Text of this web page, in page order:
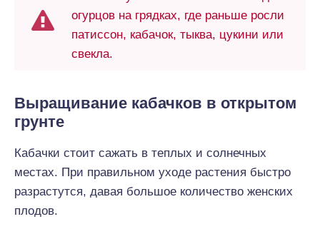
огурцов на грядках, где раньше росли
патиссон, кабачок, тыква, цукини или
свекла.
Выращивание кабачков в открытом
грунте
Кабачки стоит сажать в теплых и солнечных
местах. При правильном уходе растения быстро
разрастутся, давая большое количество женских
плодов.